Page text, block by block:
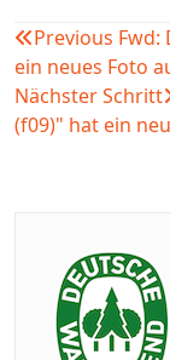
Previous Fwd:
ein neues Foto
Nächster Schritt
(f09)" hat ein